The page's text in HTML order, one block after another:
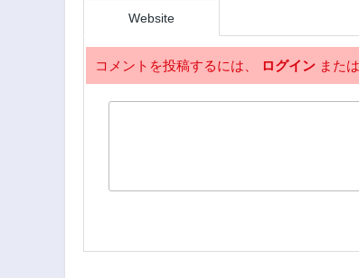
Website
コメントを投稿するには、 ログイン または